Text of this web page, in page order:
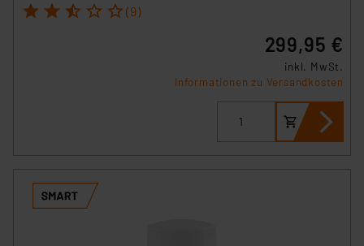
1 2 3 4 5 (9)
299,95 €
inkl. MwSt.
Informationen zu Versandkosten